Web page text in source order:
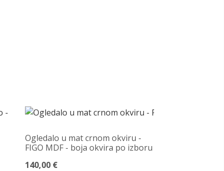
Ogledalo u mat crnom okviru -
FIGO MDF - boja okvira po izboru
140,00 €